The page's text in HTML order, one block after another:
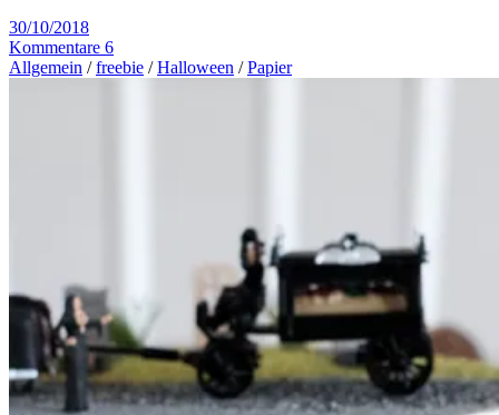
30/10/2018
Kommentare 6
Allgemein /freebie /Halloween /Papier